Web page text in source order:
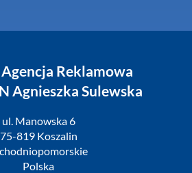
Reklamowa
Agnieszka Sulewska
ul. Manowska 6
75-819 Koszalin
Polska